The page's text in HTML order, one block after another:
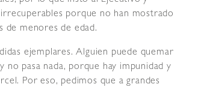
porque no han mostrado
de menores de edad.
ejemplares. Alguien puede quemar
pasa nada, porque hay impunidad y
Por eso, pedimos que a grandes